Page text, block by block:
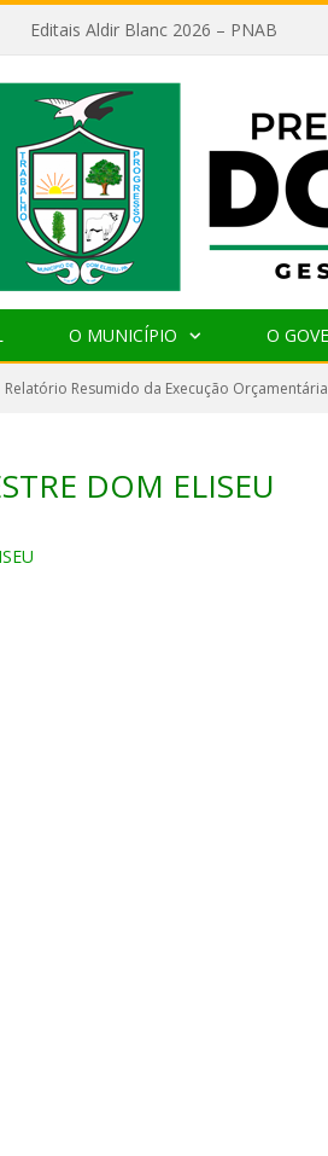
Editais Aldir Blanc 2026 – PNAB
O MUNICÍPIO O
Relatório Resumido da Execução Orçamentária
DOM ELISEU